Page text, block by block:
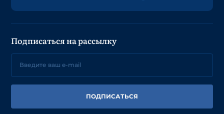
Подписаться на рассылку
ПОДПИСАТЬСЯ